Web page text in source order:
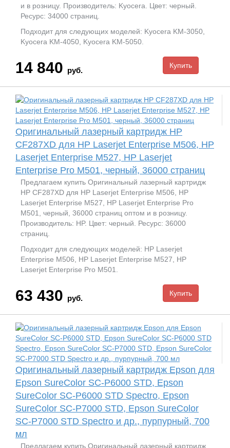
и в розницу. Производитель: Kyocera. Цвет: черный.
Ресурс: 34000 страниц.
Подходит для следующих моделей: Kyocera KM-3050,
Kyocera KM-4050, Kyocera KM-5050.
14 840 руб.
Оригинальный лазерный картридж HP
CF287XD для HP Laserjet Enterprise M506, HP
Laserjet Enterprise M527, HP Laserjet
Enterprise Pro M501, черный, 36000 страниц
Предлагаем купить Оригинальный лазерный картридж
HP CF287XD для HP Laserjet Enterprise M506, HP
Laserjet Enterprise M527, HP Laserjet Enterprise Pro
M501, черный, 36000 страниц оптом и в розницу.
Производитель: HP. Цвет: черный. Ресурс: 36000
страниц.
Подходит для следующих моделей: HP Laserjet
Enterprise M506, HP Laserjet Enterprise M527, HP
Laserjet Enterprise Pro M501.
63 430 руб.
Оригинальный лазерный картридж Epson для
Epson SureColor SC-P6000 STD, Epson
SureColor SC-P6000 STD Spectro, Epson
SureColor SC-P7000 STD, Epson SureColor
SC-P7000 STD Spectro и др., пурпурный, 700
мл
Предлагаем купить Оригинальный лазерный картридж